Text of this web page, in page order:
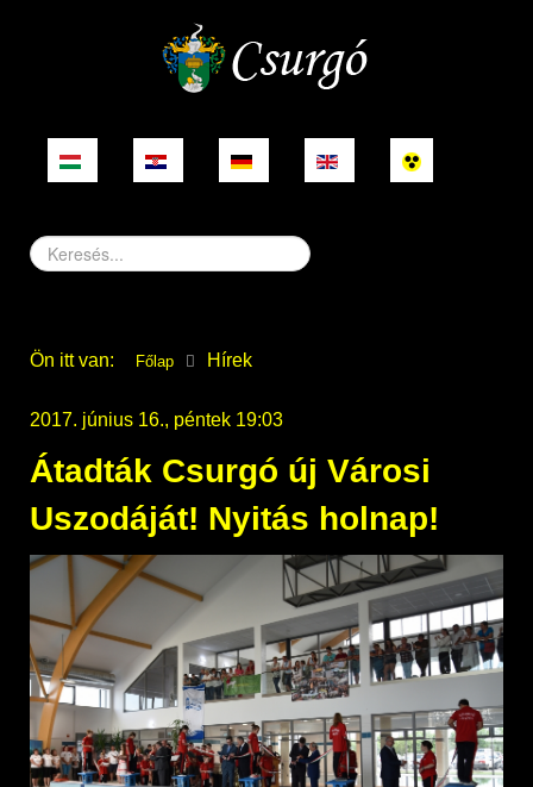
Keresés...
Ön itt van: Főlap Hírek
2017. június 16., péntek 19:03
Átadták Csurgó új Városi
Uszodáját! Nyitás holnap!